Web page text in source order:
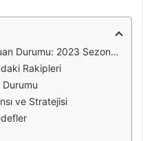
2023 Sezonu Analizi
Rakipleri
ve Stratejisi